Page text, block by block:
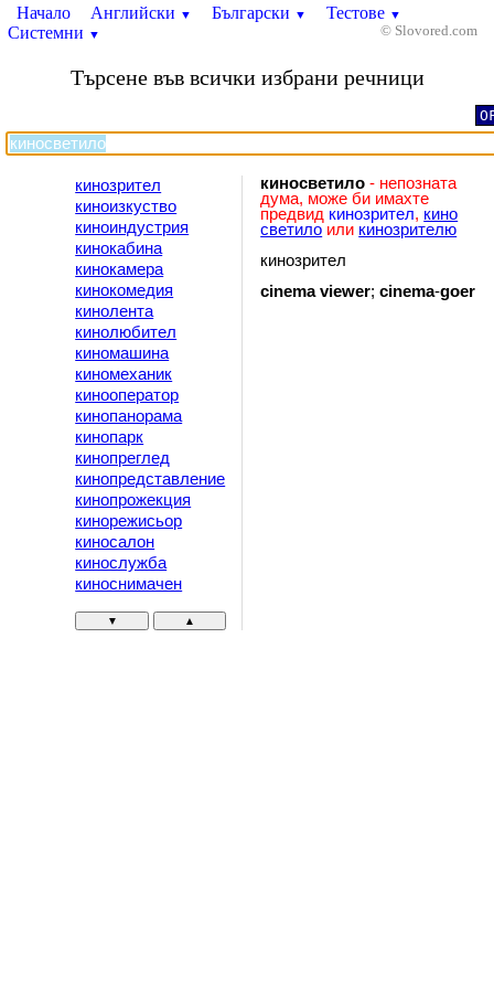
Начало Английски ▼ Български ▼ Тестове ▼
Системни ▼ © Slovored.com
Търсене във всички избрани речници
кинозрител
киноизкуство
киноиндустрия
кинокабина
кинокамера
кинокомедия
кинолента
кинолюбител
киномашина
киномеханик
кинооператор
кинопанорама
кинопарк
кинопреглед
кинопредставление
кинопрожекция
кинорежисьор
киносалон
кинослужба
киноснимачен
▼ ▲
киносветило - непозната
дума, може би имахте
предвид кинозрител, кино
светило или кинозрителю
кинозрител
cinema viewer;cinema-goer